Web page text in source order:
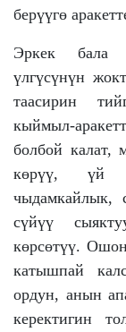
берүүгө
Эркек бала
үлгүсүнүн
таасирин
кыймыл-
болбой калат,
көрүү, үй
чыдамкайлык,
сүйүү
көрсөтүү.
катышпай
ордун, анын
керектигин